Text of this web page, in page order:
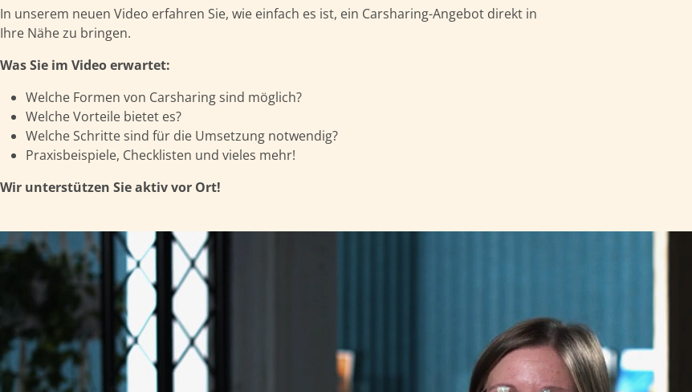
In unserem neuen Video erfahren Sie, wie einfach es ist, ein Carsharing-Angebot direkt in
Ihre Nähe zu bringen.
Was Sie im Video erwartet:
Welche Formen von Carsharing sind möglich?
Welche Vorteile bietet es?
Welche Schritte sind für die Umsetzung notwendig?
Praxisbeispiele, Checklisten und vieles mehr!
Wir unterstützen Sie aktiv vor Ort!